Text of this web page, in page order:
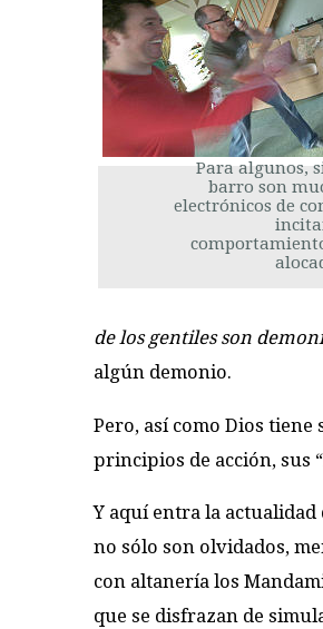
Para algunos,
barro son
electrónicos de
de los gentiles son
algún demonio.
Pero, así como Dios
principios de acción, sus
Y aquí entra la actualidad
no sólo son olvidados,
con altanería los
que se disfrazan de